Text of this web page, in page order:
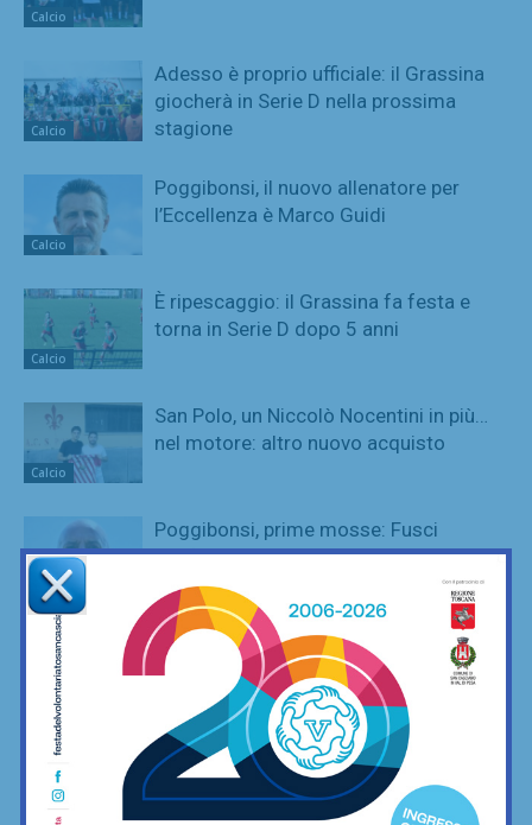
Calcio
Calcio
Adesso è proprio ufficiale: il Grassina
giocherà in Serie D nella prossima
stagione
Calcio
Poggibonsi, il nuovo allenatore per
l’Eccellenza è Marco Guidi
Calcio
È ripescaggio: il Grassina fa festa e
torna in Serie D dopo 5 anni
Calcio
San Polo, un Niccolò Nocentini in più…
nel motore: altro nuovo acquisto
Calcio
Poggibonsi, prime mosse: Fusci
confermato direttore tecnico. In serata
presentazione del nuovo allenatore
Calcio
La Virtus Lilliano e il ripescaggio in
Seconda: “Una gioia immensa. Pronti
ad affrontare la nuova avventura”
Calcio
Grassina al lavoro per la stagione
2026/27, sospeso ancora tra due